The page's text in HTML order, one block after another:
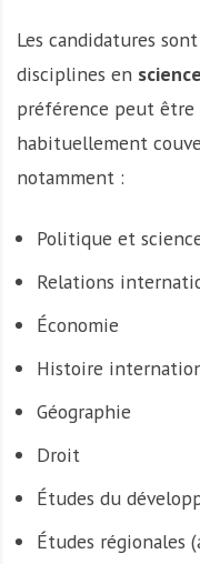
Les candidatures
disciplines en
préférence peut être
habituellement
notamment :
Politique et
Relations
Économie
Histoire
Géographie
Droit
Études du
Études régionales